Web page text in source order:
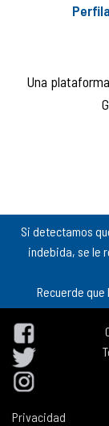
Una
Si detectamos
indebida, se le
Recuerde
Privacidad